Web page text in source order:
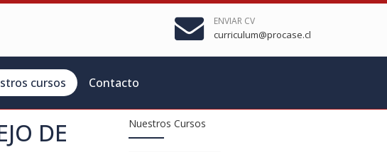
ENVIAR CV
curriculum@procase.cl
cursos Contacto
DE
Nuestros Cursos